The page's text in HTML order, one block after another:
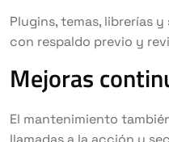
Plugins, temas, librerías
con respaldo previo y
Mejoras
El mantenimiento